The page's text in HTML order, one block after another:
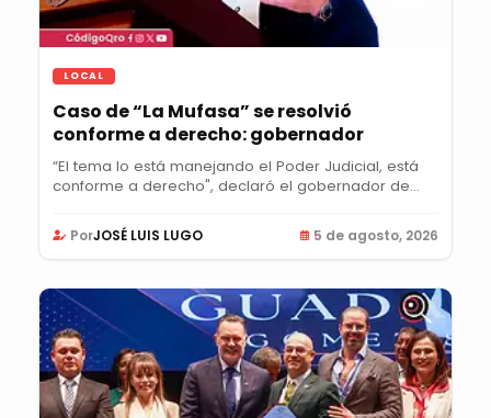
LOCAL
Caso de “La Mufasa” se resolvió
conforme a derecho: gobernador
“El tema lo está manejando el Poder Judicial, está
conforme a derecho", declaró el gobernador de...
PorJOSÉ LUIS LUGO 5 de agosto, 2026